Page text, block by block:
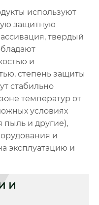
используют
защитную
твердый
и
степень защиты
стабильно
температур от
условиях
пыль и другие),
и
эксплуатацию и
и